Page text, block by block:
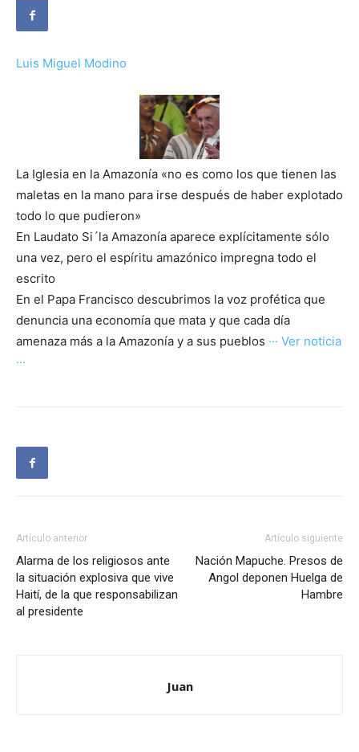
Luis Miguel Modino
La Iglesia en la Amazonía «no es como los que tienen las
maletas en la mano para irse después de haber explotado
todo lo que pudieron»
En Laudato Si´la Amazonía aparece explícitamente sólo
una vez, pero el espíritu amazónico impregna todo el
escrito
En el Papa Francisco descubrimos la voz profética que
denuncia una economía que mata y que cada día
amenaza más a la Amazonía y a sus pueblos ··· Ver noticia
···
Artículo anterior
Alarma de los religiosos ante
la situación explosiva que vive
Haití, de la que responsabilizan
al presidente
Artículo siguiente
Nación Mapuche. Presos de
Angol deponen Huelga de
Hambre
Juan